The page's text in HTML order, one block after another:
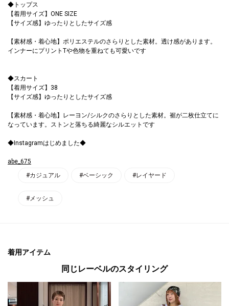
◆トップス
【着用サイズ】ONE SIZE
【サイズ感】ゆったりとしたサイズ感
【素材感・着心地】ポリエステルのさらりとした素材。透け感があります。
インナーにプリントTや色物を重ねても可愛いです
◆スカート
【着用サイズ】38
【サイズ感】ゆったりとしたサイズ感
【素材感・着心地】レーヨン/シルクのさらりとした素材。裾が二枚仕立てに
なっています。ストンと落ちる綺麗なシルエットです
◆Instagramはじめました◆
abe_675
#カジュアル
#ベーシック #レイヤード
#メッシュ
着用アイテム
同じレーベルのスタイリング